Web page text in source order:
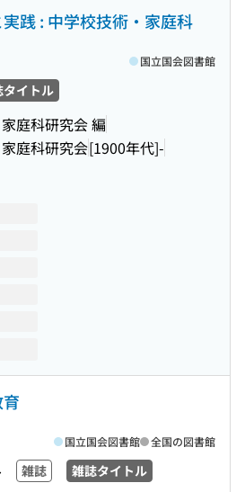
践 : 中学校技術・家庭科
タイトル
庭科研究会 編
庭科研究会[1900年代]-
国立国会図書館
雑誌 雑誌タイトル
国立国会図書館 全国の図書館